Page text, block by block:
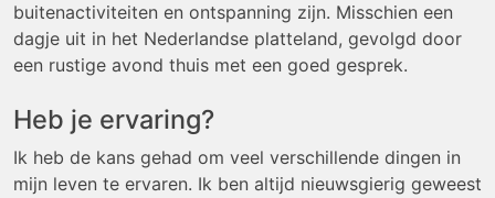
buitenactiviteiten en ontspanning zijn. Misschien een
dagje uit in het Nederlandse platteland, gevolgd door
een rustige avond thuis met een goed gesprek.
Heb je ervaring?
Ik heb de kans gehad om veel verschillende dingen in
mijn leven te ervaren. Ik ben altijd nieuwsgierig geweest